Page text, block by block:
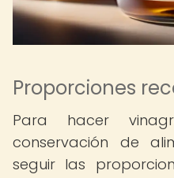
Proporciones
Para hacer
conservación de
seguir las